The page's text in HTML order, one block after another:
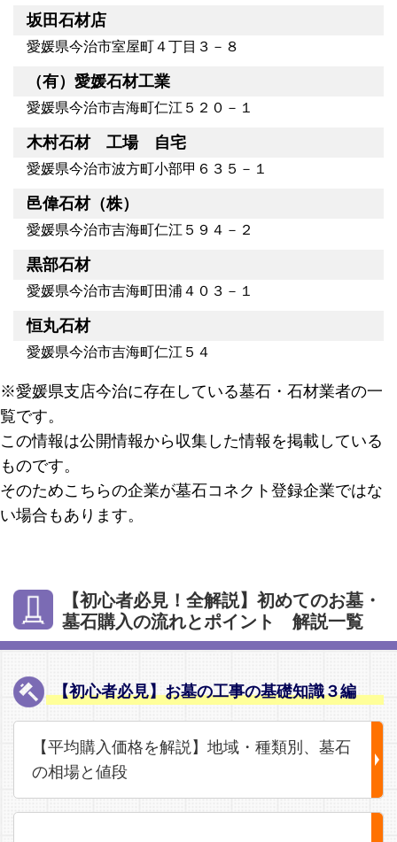
坂田石材店
愛媛県今治市室屋町４丁目３－８
（有）愛媛石材工業
愛媛県今治市吉海町仁江５２０－１
木村石材 工場 自宅
愛媛県今治市波方町小部甲６３５－１
邑偉石材（株）
愛媛県今治市吉海町仁江５９４－２
黒部石材
愛媛県今治市吉海町田浦４０３－１
恒丸石材
愛媛県今治市吉海町仁江５４
※愛媛県支店今治に存在している墓石・石材業者の一
覧です。
この情報は公開情報から収集した情報を掲載している
ものです。
そのためこちらの企業が墓石コネクト登録企業ではな
い場合もあります。
【初心者必見！全解説】初めてのお墓・
墓石購入の流れとポイント 解説一覧
【初心者必見】お墓の工事の基礎知識３編
【平均購入価格を解説】地域・種類別、墓石
の相場と値段